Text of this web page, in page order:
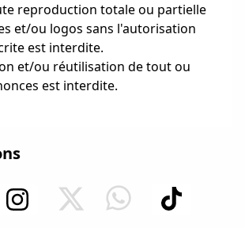
reproduction totale ou partielle
et/ou logos sans l'autorisation
est interdite.
et/ou réutilisation de tout ou
est interdite.